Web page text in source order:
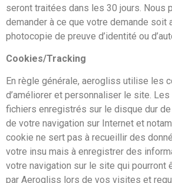
seront traitées dans les 30 jours. Nous
demander à ce que votre demande soit
photocopie de preuve d’identité ou
Cookies/Tracking
En règle générale, aerogliss utilise les
d’améliorer et personnaliser le site.
fichiers enregistrés sur le disque dur
de votre navigation sur Internet et
cookie ne sert pas à recueillir des
votre insu mais à enregistrer des
votre navigation sur le site qui pourront
par Aerogliss lors de vos visites et